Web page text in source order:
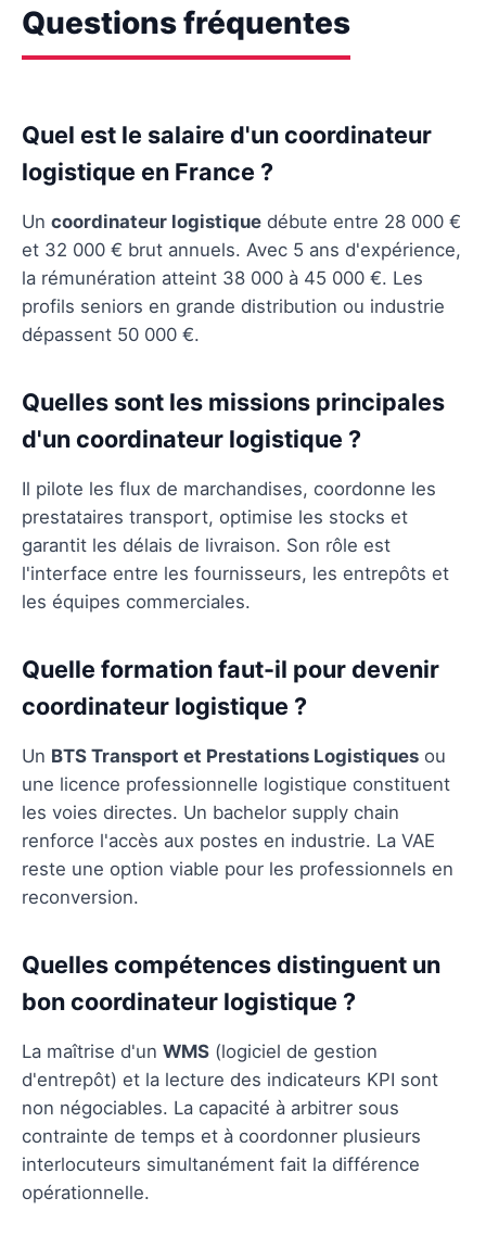
Questions fréquentes
Quel est le salaire d'un coordinateur
logistique en France ?
Un coordinateur logistique débute entre 28 000 €
et 32 000 € brut annuels. Avec 5 ans d'expérience,
la rémunération atteint 38 000 à 45 000 €. Les
profils seniors en grande distribution ou industrie
dépassent 50 000 €.
Quelles sont les missions principales
d'un coordinateur logistique ?
Il pilote les flux de marchandises, coordonne les
prestataires transport, optimise les stocks et
garantit les délais de livraison. Son rôle est
l'interface entre les fournisseurs, les entrepôts et
les équipes commerciales.
Quelle formation faut-il pour devenir
coordinateur logistique ?
Un BTS Transport et Prestations Logistiques ou
une licence professionnelle logistique constituent
les voies directes. Un bachelor supply chain
renforce l'accès aux postes en industrie. La VAE
reste une option viable pour les professionnels en
reconversion.
Quelles compétences distinguent un
bon coordinateur logistique ?
La maîtrise d'un WMS (logiciel de gestion
d'entrepôt) et la lecture des indicateurs KPI sont
non négociables. La capacité à arbitrer sous
contrainte de temps et à coordonner plusieurs
interlocuteurs simultanément fait la différence
opérationnelle.